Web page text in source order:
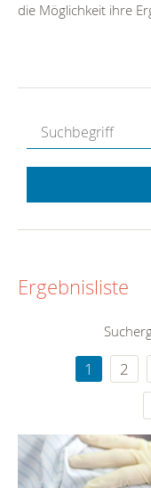
die Möglichkeit ihre
Ergebnisliste
1 2